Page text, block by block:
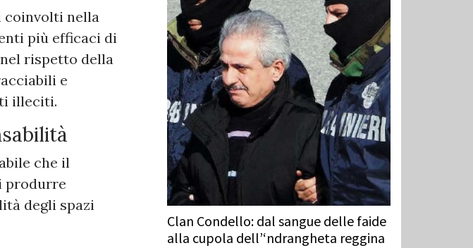
coinvolti nella
più efficaci di
rispetto della
e
illeciti.
che il
produrre
degli spazi
Clan Condello: dal sangue delle faide
alla cupola dell’‘ndrangheta reggina